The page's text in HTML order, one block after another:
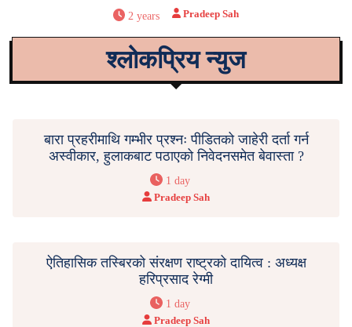
2 years Pradeep Sah
श्लोकप्रिय न्युज
बारा प्रहरीमाथि गम्भीर प्रश्नः पीडितको जाहेरी दर्ता गर्न
अस्वीकार, हुलाकबाट पठाएको निवेदनसमेत बेवास्ता ?
1 day
Pradeep Sah
ऐतिहासिक तस्बिरको संरक्षण राष्ट्रको दायित्व : अध्यक्ष
हरिप्रसाद रेग्मी
1 day
Pradeep Sah